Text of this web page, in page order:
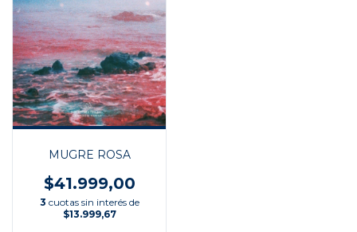
MUGRE ROSA
$41.999,00
3 cuotas sin interés de
$13.999,67